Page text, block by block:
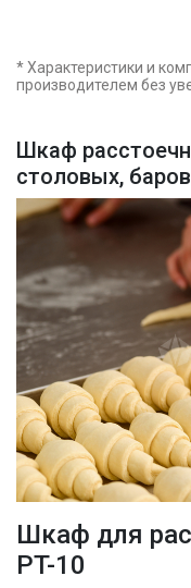
Шкаф
столовых,
Шкаф для
PT-10
* Характеристики и
производителем без